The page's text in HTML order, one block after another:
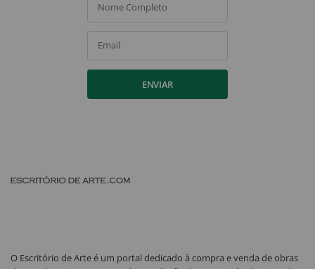
Nome Completo
Email
ENVIAR
O Escritório de Arte é um portal dedicado à compra e venda de obras